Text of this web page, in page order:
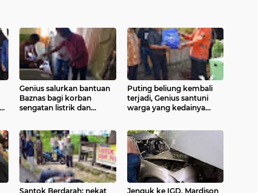
Genius salurkan bantuan
Baznas bagi korban
sengatan listrik dan
Puting beliung kembali
terjadi, Genius santuni
warga yang kedainya
Santok Berdarah: nekat Jenguk ke IGD, Mardison